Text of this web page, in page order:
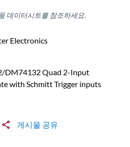
데이터시트를 참조하세요.
Electronics
DM74132 Quad 2-Input
with Schmitt Trigger inputs
게시물 공유